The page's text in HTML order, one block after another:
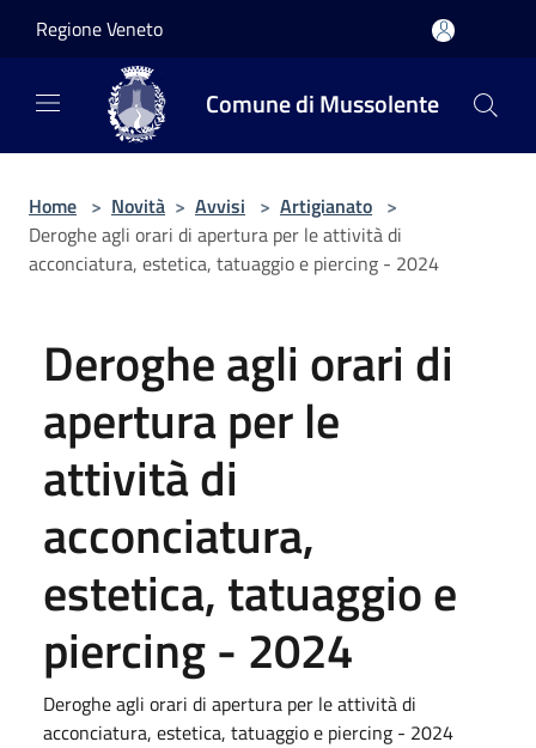
Regione Veneto
Comune di Mussolente
Home > Novità > Avvisi > Artigianato >
Deroghe agli orari di apertura per le attività di
acconciatura, estetica, tatuaggio e piercing - 2024
Deroghe agli orari di
apertura per le
attività di
acconciatura,
estetica, tatuaggio e
piercing - 2024
Deroghe agli orari di apertura per le attività di
acconciatura, estetica, tatuaggio e piercing - 2024